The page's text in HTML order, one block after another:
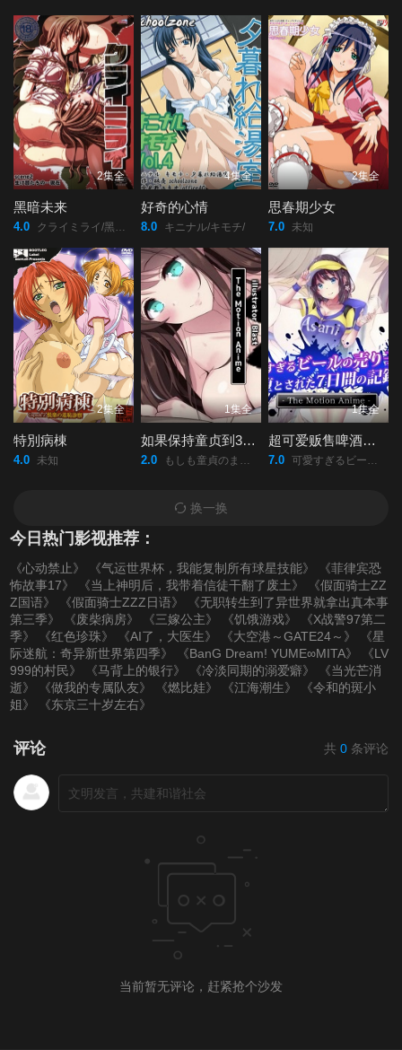
2集全
黑暗未来
4.0 クライミライ/黑暗未來/哭泣未來/
4集全
好奇的心情
8.0 キニナル/キモチ/
2集全
思春期少女
7.0 未知
2集全
特別病棟
4.0 未知
1集全
如果保持童贞到30岁的话貌似可以成为魔法使
2.0 もしも童貞のまま30歳を迎えると魔法使いになれるとしたら/
1集全
超可爱贩售啤酒女孩堕落七日记
7.0 可愛すぎるビールの売り子が堕とされた7日間の記録/
换一换
今日热门影视推荐：
《心动禁止》 《气运世界杯，我能复制所有球星技能》
《菲律宾恐
怖故事17》
《当上神明后，我带着信徒干翻了废土》
《假面骑士ZZ
Z国语》
《假面骑士ZZZ日语》
《无职转生到了异世界就拿出真本事
第三季》
《废柴病房》 《三嫁公主》 《饥饿游戏》
《X战警97第二
季》
《红色珍珠》 《AI了，大医生》 《大空港～GATE24～》
《星
际迷航：奇异新世界第四季》
《BanG Dream! YUME∞MITA》
《LV
999的村民》
《马背上的银行》 《冷淡同期的溺爱癖》
《当光芒消
逝》
《做我的专属队友》 《燃比娃》 《江海潮生》
《令和的斑小
姐》
《东京三十岁左右》
评论 共 0 条评论
当前暂无评论，赶紧抢个沙发